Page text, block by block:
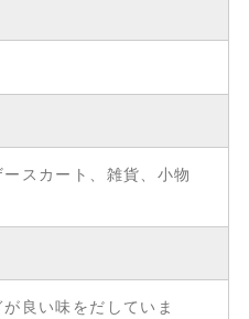
スカート、雑貨、小物
良い味をだしていま